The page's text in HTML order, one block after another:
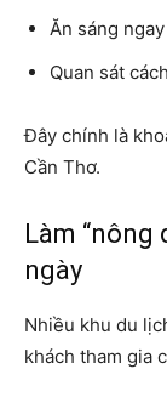
Ăn sáng
Quan sát
Đây chính là
Cần Thơ.
Làm “nông
ngày
Nhiều khu du
khách tham gia